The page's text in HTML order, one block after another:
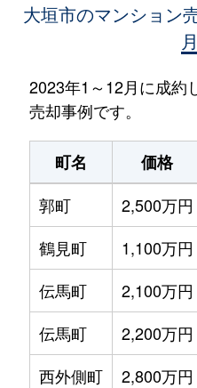
大垣市のマンション
2023年1～12月に成約
売却事例です。
町名 価格
郭町
2,500万円
鶴見町
1,100万円
伝馬町
2,100万円
伝馬町
2,200万円
西外側町
2,800万円